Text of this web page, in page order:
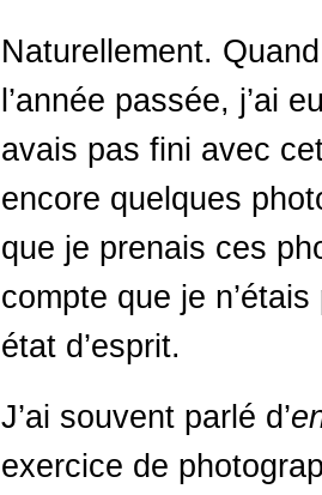
Naturellement.
l’année passée, j’ai
avais pas fini avec
encore quelques
que je prenais ces
compte que je
état d’esprit.
J’ai souvent parlé d’
exercice de